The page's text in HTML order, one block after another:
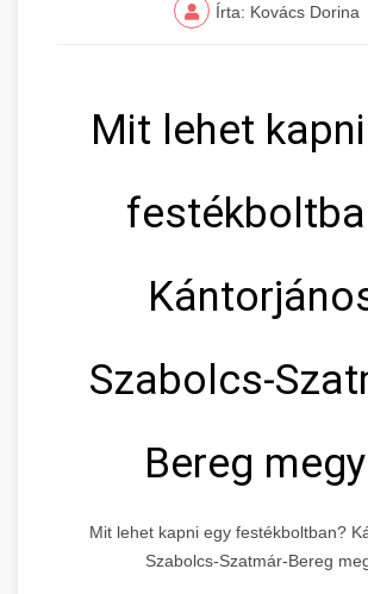
Írta: Kovács Dorina
Mit lehet
Szabolcs-
Bereg
Mit lehet kapni egy festékboltban?
Szabolcs-Szatmár-Bereg